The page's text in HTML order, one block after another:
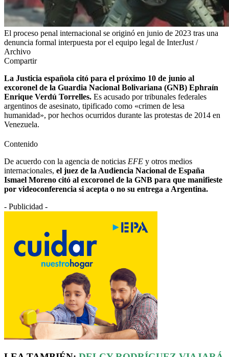
El proceso penal internacional se originó en junio de 2023 tras una
denuncia formal interpuesta por el equipo legal de InterJust /
Archivo
Compartir
La Justicia española citó para el próximo 10 de junio al
excoronel de la Guardia Nacional Bolivariana (GNB) Ephraín
Enrique Verdú Torrelles. Es acusado por tribunales federales
argentinos de asesinato, tipificado como «crimen de lesa
humanidad», por hechos ocurridos durante las protestas de 2014 en
Venezuela.
Contenido
De acuerdo con la agencia de noticias EFE y otros medios
internacionales, el juez de la Audiencia Nacional de España
Ismael Moreno citó al excoronel de la GNB para que manifieste
por videoconferencia si acepta o no su entrega a Argentina.
- Publicidad -